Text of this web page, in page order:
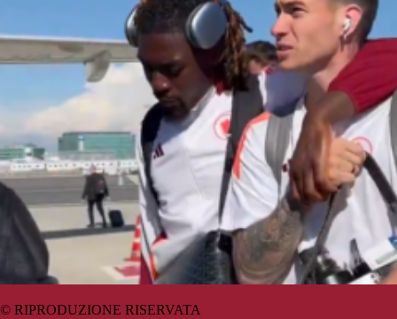
© RIPRODUZIONE RISERVATA